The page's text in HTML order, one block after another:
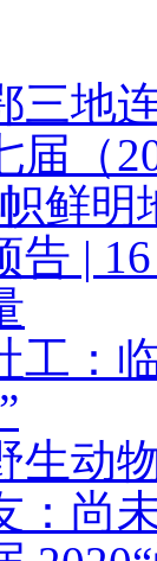
三地
届（
鲜明
告 |
工：
生动
：尚